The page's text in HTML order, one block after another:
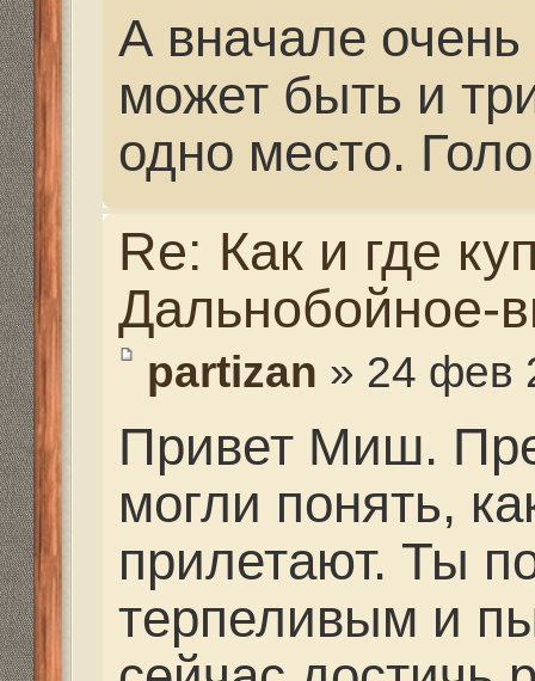
Мастеров, которые
одноклассниках я
люди дали контакты
тоже делают... они на
телефоны...
Где они находятся,
не знаю.
Заярный Алексей
91-05
Гаврилов Андрей 8-
Алан Эрнесто Че 8-
Re: Как и где купить
Дальнобойное-
Mikhalich» 25 фев